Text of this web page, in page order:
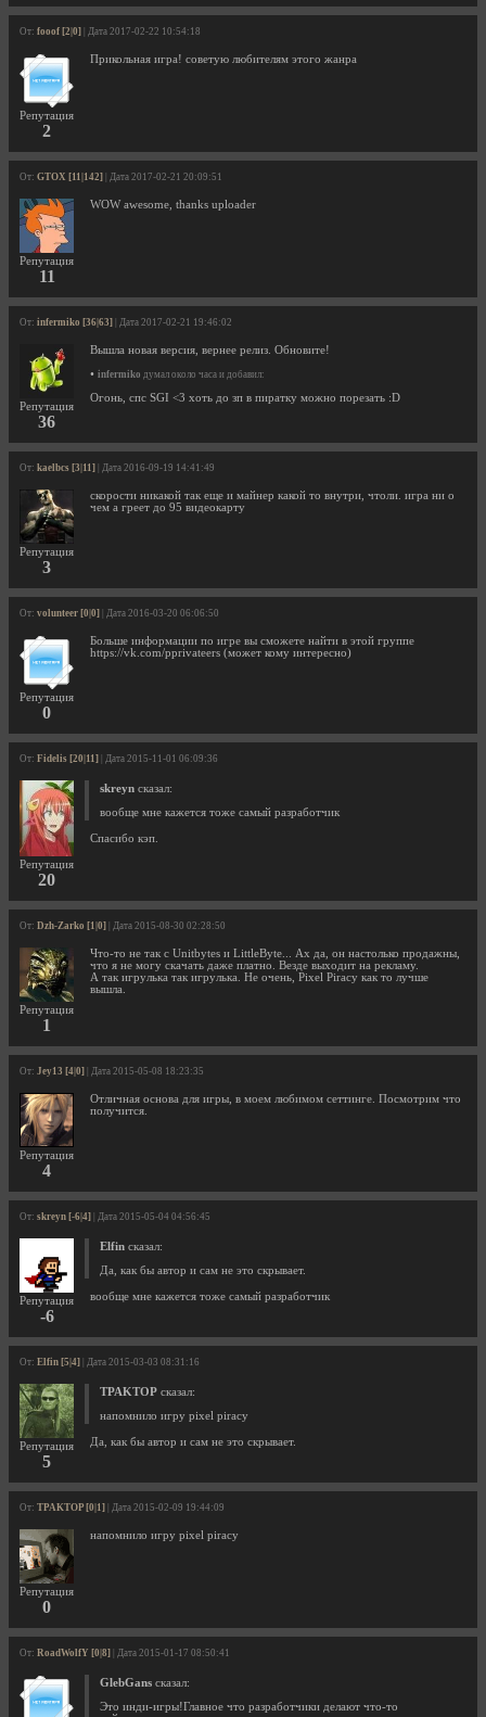
От: fooof [2|0] | Дата 2017-02-22 10:54:18
Репутация
2
Прикольная игра! советую любителям этого жанра
От: GTOX [11|142] | Дата 2017-02-21 20:09:51
Репутация
11
WOW awesome, thanks uploader
От: infermiko [36|63] | Дата 2017-02-21 19:46:02
Репутация
36
Вышла новая версия, вернее релиз. Обновите!
• infermiko думал около часа и добавил:
Огонь, спс SGI <3 хоть до зп в пиратку можно порезать :D
От: kaelbcs [3|11] | Дата 2016-09-19 14:41:49
Репутация
3
скорости никакой так еще и майнер какой то внутри, чтоли. игра ни о
чем а греет до 95 видеокарту
От: volunteer [0|0] | Дата 2016-03-20 06:06:50
Репутация
0
Больше информации по игре вы сможете найти в этой группе
https://vk.com/pprivateers (может кому интересно)
От: Fidelis [20|11] | Дата 2015-11-01 06:09:36
Репутация
20
skreyn сказал:
вообще мне кажется тоже самый разработчик
Спасибо кэп.
От: Dzh-Zarko [1|0] | Дата 2015-08-30 02:28:50
Репутация
1
Что-то не так с Unitbytes и LittleByte... Ах да, он настолько продажны,
что я не могу скачать даже платно. Везде выходит на рекламу.
А так игрулька так игрулька. Не очень, Pixel Piracy как то лучше
вышла.
От: Jey13 [4|0] | Дата 2015-05-08 18:23:35
Репутация
4
Отличная основа для игры, в моем любимом сеттинге. Посмотрим что
получится.
От: skreyn [-6|4] | Дата 2015-05-04 04:56:45
Репутация
-6
Elfin сказал:
Да, как бы автор и сам не это скрывает.
вообще мне кажется тоже самый разработчик
От: Elfin [5|4] | Дата 2015-03-03 08:31:16
Репутация
5
TPAKTOP сказал:
напомнило игру pixel piracy
Да, как бы автор и сам не это скрывает.
От: TPAKTOP [0|1] | Дата 2015-02-09 19:44:09
Репутация
0
напомнило игру pixel piracy
От: RoadWolfY [0|8] | Дата 2015-01-17 08:50:41
GlebGans сказал:
Это инди-игры!Главное что разработчики делают что-то